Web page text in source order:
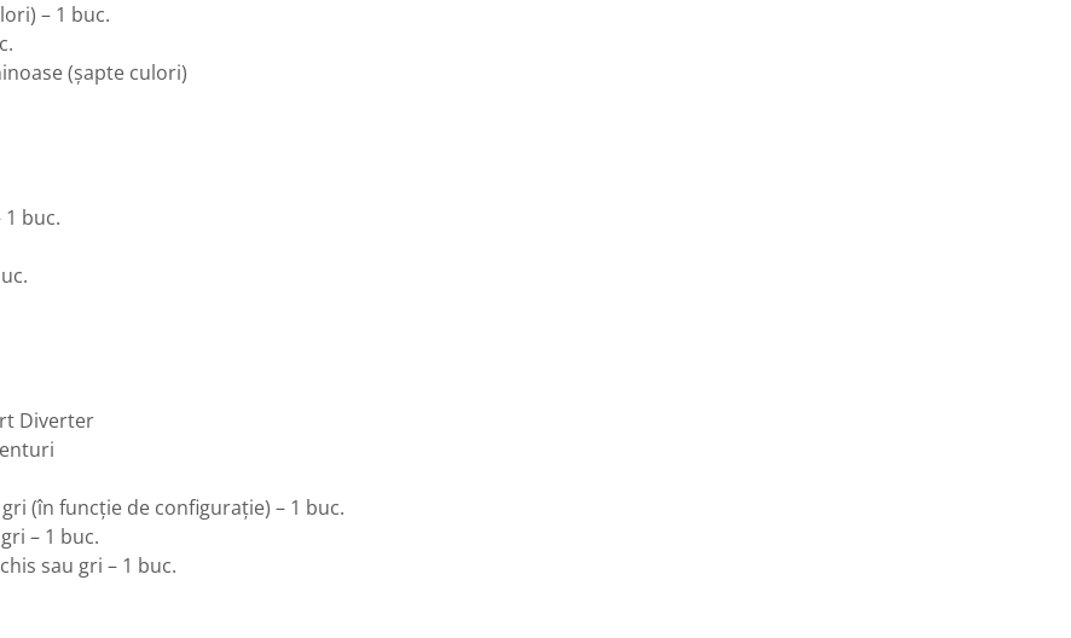
– 1 buc.
(șapte culori)
1 buc.
Diverter
(în funcție de configurație) – 1 buc.
– 1 buc.
sau gri – 1 buc.